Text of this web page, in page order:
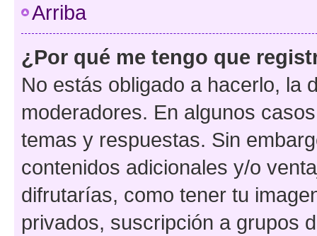
Arriba
¿Por qué me tengo que
No estás obligado a hacerlo, la
moderadores. En algunos
temas y respuestas. Sin
contenidos adicionales y/o
difrutarías, como tener tu
privados, suscripción a grupos